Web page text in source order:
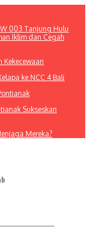
003 Tanjung Hulu
Iklim dan Cegah
ke NCC 4 Bali
Sukseskan
Mereka?